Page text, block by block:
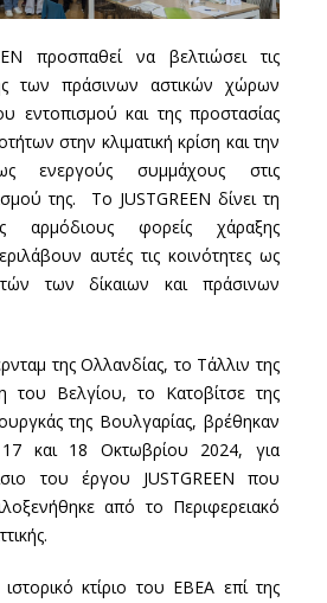
προσπαθεί να βελτιώσει τις
των πράσινων αστικών χώρων
εντοπισμού και της προστασίας
στην κλιματική κρίση και την
ενεργούς συμμάχους στις
της. Το JUSTGREEN δίνει τη
αρμόδιους φορείς χάραξης
αυτές τις κοινότητες ως
των δίκαιων και πράσινων
της Ολλανδίας, το Τάλλιν της
του Βελγίου, το Κατοβίτσε της
της Βουλγαρίας, βρέθηκαν
και 18 Οκτωβρίου 2024, για
του έργου JUSTGREEN που
από το Περιφερειακό
κτίριο του ΕΒΕΑ επί της